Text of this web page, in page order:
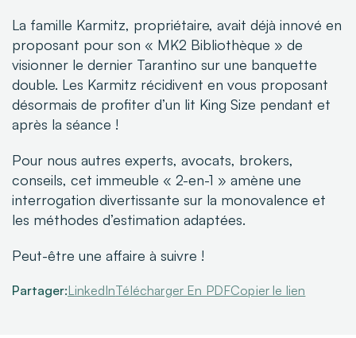
Partager:LinkedInTélécharger En PDFCopier le lien
La famille Karmitz, propriétaire, avait déjà innové en
proposant pour son « MK2 Bibliothèque » de
visionner le dernier Tarantino sur une banquette
double. Les Karmitz récidivent en vous proposant
désormais de profiter d’un lit King Size pendant et
après la séance !
Pour nous autres experts, avocats, brokers,
conseils, cet immeuble « 2-en-1 » amène une
interrogation divertissante sur la monovalence et
les méthodes d’estimation adaptées.
Peut-être une affaire à suivre !